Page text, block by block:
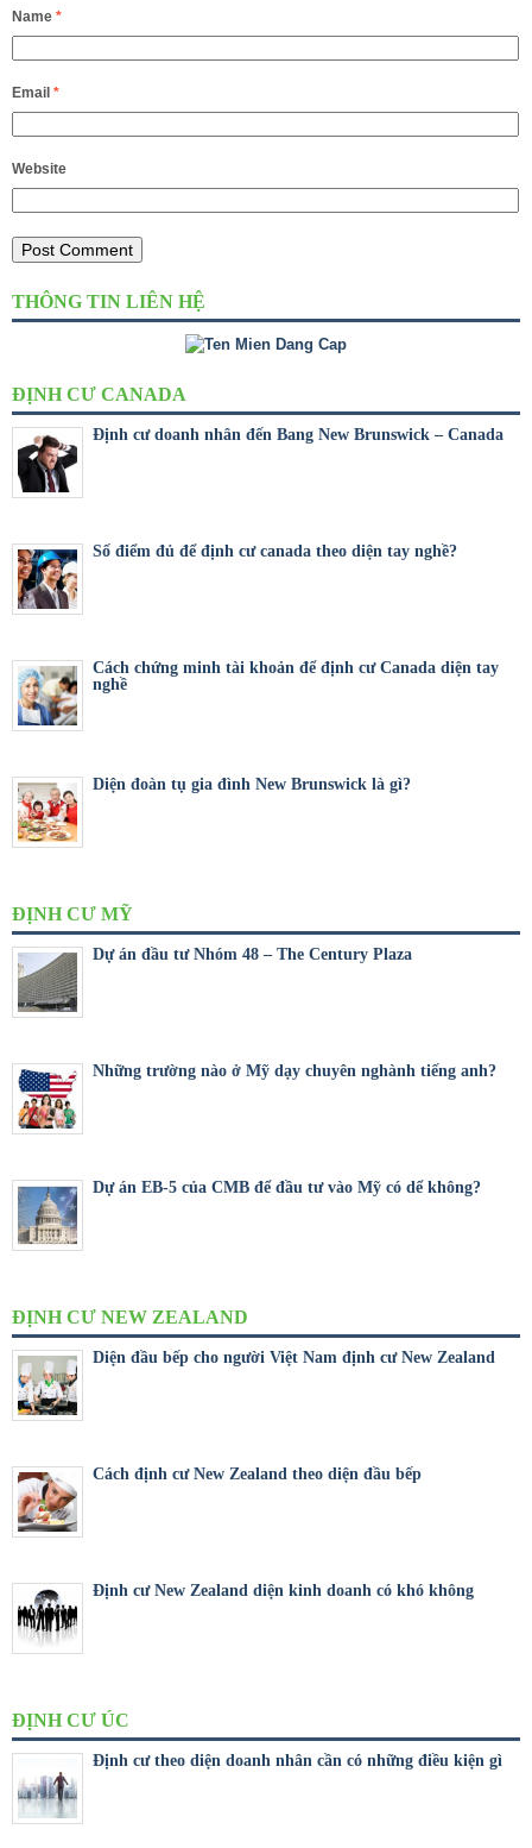
Name *
Email *
Website
THÔNG TIN LIÊN HỆ
ĐỊNH CƯ CANADA
Định cư doanh nhân đến Bang New Brunswick – Canada
Số điểm đủ để định cư canada theo diện tay nghề?
Cách chứng minh tài khoản để định cư Canada diện tay
nghề
Diện đoàn tụ gia đình New Brunswick là gì?
ĐỊNH CƯ MỸ
Dự án đầu tư Nhóm 48 – The Century Plaza
Những trường nào ở Mỹ dạy chuyên nghành tiếng anh?
Dự án EB-5 của CMB để đầu tư vào Mỹ có dể không?
ĐỊNH CƯ NEW ZEALAND
Diện đầu bếp cho người Việt Nam định cư New Zealand
Cách định cư New Zealand theo diện đầu bếp
Định cư New Zealand diện kinh doanh có khó không
ĐỊNH CƯ ÚC
Định cư theo diện doanh nhân cần có những điều kiện gì